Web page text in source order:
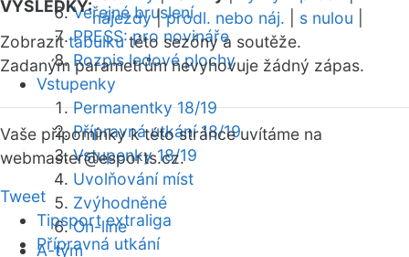
Veřejné bruslení
PRESS: pro novináře
Rozpis ledové plochy
Vstupenky
Permanentky 18/19
Přípravná utkání 18/19
Vstupenky 18/19
Uvolňování míst
Zvýhodněné
On-line
A-tým
VÝSLEDKY:
nájezdy|prodl. nebo náj. s nulou
Zobrazittabulkutéto sezóny a soutěže.
Zadaným parametrům nevyhovuje žádný zápas.
Vaše připomínky k této stránce uvítáme na
webmaster@esports.cz.
Tweet
Tipsport extraliga
Přípravná utkání